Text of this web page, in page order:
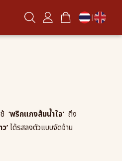
|
‘พริกแกงส้มน้ำใจ’ ถึง
’ได้รสลงตัวแบบจัดจ้าน